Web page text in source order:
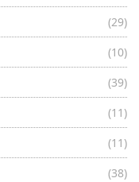
(29)
(10)
(39)
(11)
(11)
(38)